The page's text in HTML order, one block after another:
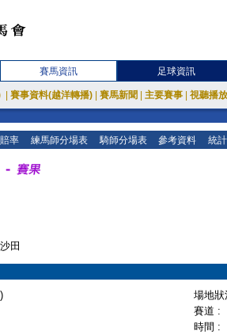
賽馬資訊 足球資訊
賽事資料(越洋轉播) 賽馬新聞 主要賽事 視聽播
率 練馬師分場表 騎師分場表 參考資料 統
田
場地
賽道 :
時間 :